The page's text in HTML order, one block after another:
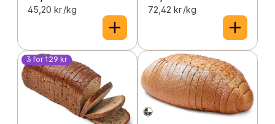
45,20 kr /kg 72,42 kr /kg
3 for 129 kr